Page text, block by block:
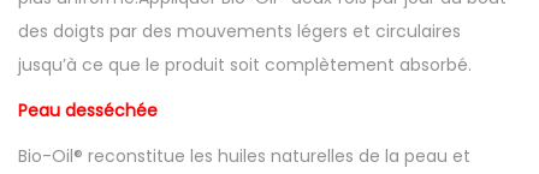
des doigts par des mouvements légers et circulaires
jusqu’à ce que le produit soit complètement absorbé.
Peau desséchée
Bio-Oil® reconstitue les huiles naturelles de la peau et